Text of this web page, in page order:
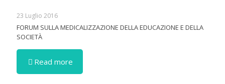
23 Luglio 2016
FORUM SULLA MEDICALIZZAZIONE DELLA EDUCAZIONE E DELLA
SOCIETÀ
Read more